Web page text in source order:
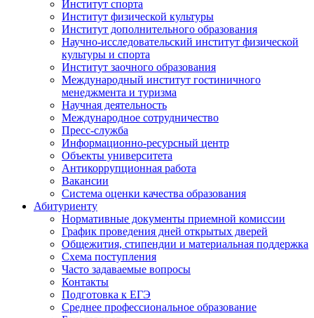
Институт спорта
Институт физической культуры
Институт дополнительного образования
Научно-исследовательский институт физической
культуры и спорта
Институт заочного образования
Международный институт гостиничного
менеджмента и туризма
Научная деятельность
Международное сотрудничество
Пресс-служба
Информационно-ресурсный центр
Объекты университета
Антикоррупционная работа
Вакансии
Система оценки качества образования
Абитуриенту
Нормативные документы приемной комиссии
График проведения дней открытых дверей
Общежития, стипендии и материальная поддержка
Схема поступления
Часто задаваемые вопросы
Контакты
Подготовка к ЕГЭ
Среднее профессиональное образование